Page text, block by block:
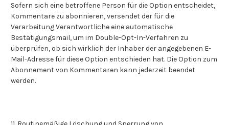
Sofern sich eine betroffene Person für die Option entscheidet,
Kommentare zu abonnieren, versendet der für die
Verarbeitung Verantwortliche eine automatische
Bestätigungsmail, um im Double-Opt-In-Verfahren zu
überprüfen, ob sich wirklich der Inhaber der angegebenen E-
Mail-Adresse für diese Option entschieden hat. Die Option zum
Abonnement von Kommentaren kann jederzeit beendet
werden.